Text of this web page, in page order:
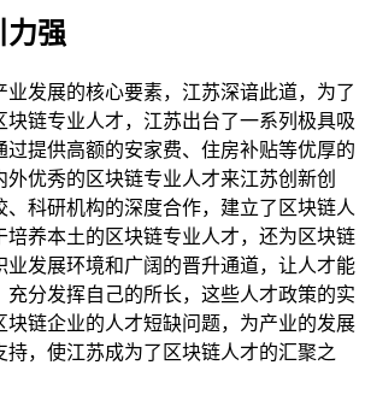
力强
业发展的核心要素，江苏深谙此道，为了
块链专业人才，江苏出台了一系列极具吸
过提供高额的安家费、住房补贴等优厚的
优秀的区块链专业人才来江苏创新创
、科研机构的深度合作，建立了区块链人
培养本土的区块链专业人才，还为区块链
业发展环境和广阔的晋升通道，让人才能
充分发挥自己的所长，这些人才政策的实
块链企业的人才短缺问题，为产业的发展
持，使江苏成为了区块链人才的汇聚之